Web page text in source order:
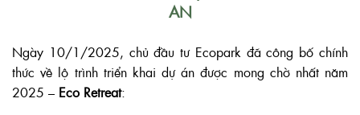
AN
Ngày 10/1/2025, chủ đầu tư Ecopark đã công bố chính
thức về lộ trình triển khai dự án được mong chờ nhất năm
2025 – Eco Retreat: